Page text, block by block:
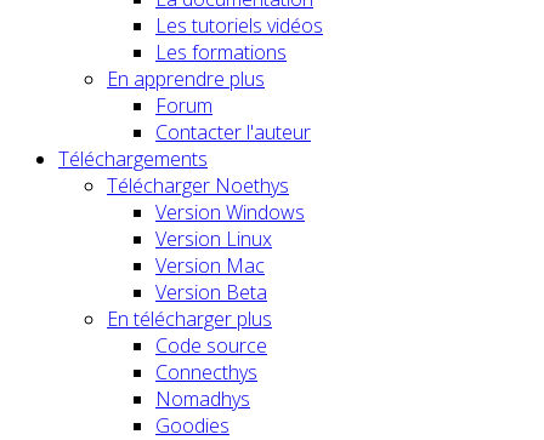
Les tutoriels vidéos
Les formations
En apprendre plus
Forum
Contacter l'auteur
Téléchargements
Télécharger Noethys
Version Windows
Version Linux
Version Mac
Version Beta
En télécharger plus
Code source
Connecthys
Nomadhys
Goodies